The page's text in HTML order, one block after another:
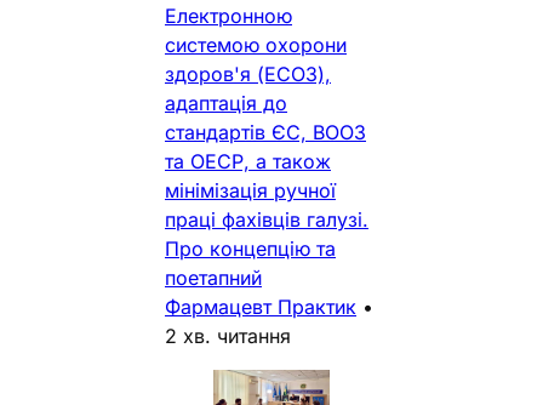
Електронною
системою охорони
здоров'я (ЕСОЗ),
адаптація до
стандартів ЄС, ВООЗ
та ОЕСР, а також
мінімізація ручної
праці фахівців галузі.
Про концепцію та
поетапний
Фармацевт Практик •
2 хв. читання